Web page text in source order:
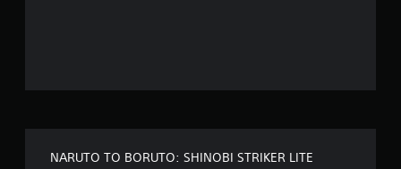
s
NARUTO TO BORUTO: SHINOBI STRIKER LITE